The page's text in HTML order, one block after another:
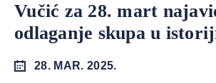
Vučić za 28. mart
odlaganje skupa u
28. MAR. 2025.